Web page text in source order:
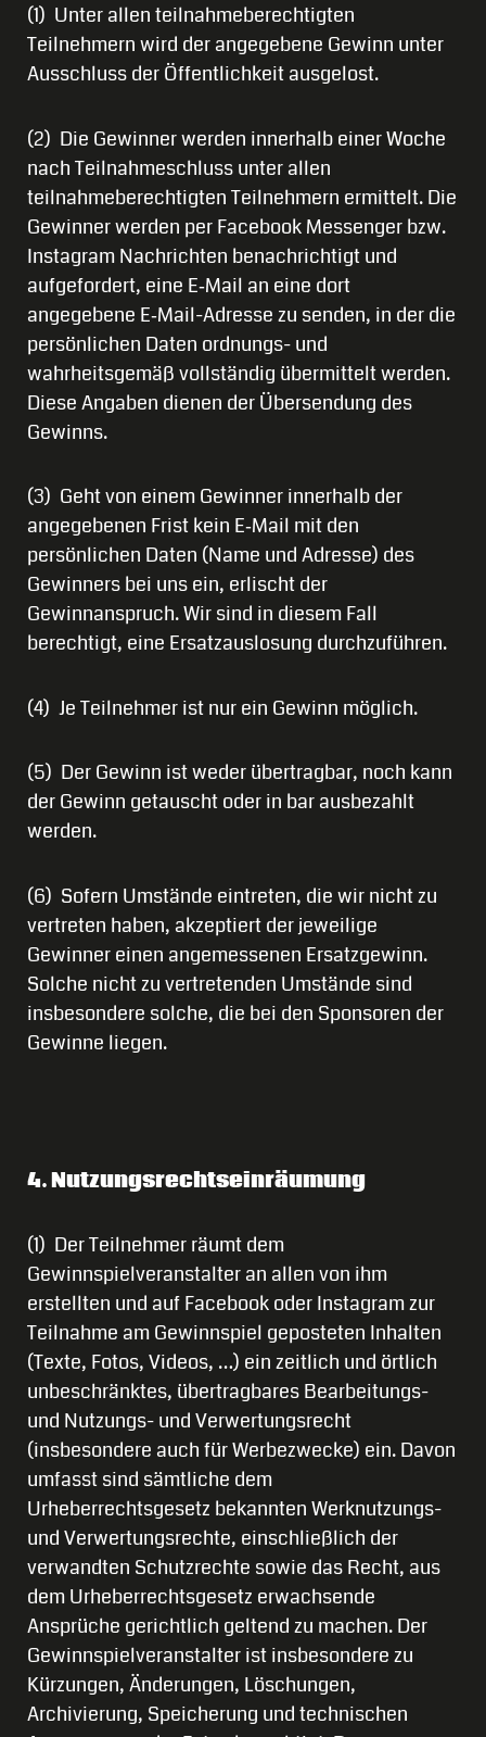
(1) Unter allen teilnahmeberechtigten
Teilnehmern wird der angegebene Gewinn unter
Ausschluss der Öffentlichkeit ausgelost.
(2) Die Gewinner werden innerhalb einer Woche
nach Teilnahmeschluss unter allen
teilnahmeberechtigten Teilnehmern ermittelt. Die
Gewinner werden per Facebook Messenger bzw.
Instagram Nachrichten benachrichtigt und
aufgefordert, eine E‑Mail an eine dort
angegebene E‑Mail-Adresse zu senden, in der die
persönlichen Daten ordnungs- und
wahrheitsgemäß vollständig übermittelt werden.
Diese Angaben dienen der Übersendung des
Gewinns.
(3) Geht von einem Gewinner innerhalb der
angegebenen Frist kein E‑Mail mit den
persönlichen Daten (Name und Adresse) des
Gewinners bei uns ein, erlischt der
Gewinnanspruch. Wir sind in diesem Fall
berechtigt, eine Ersatzauslosung durchzuführen.
(4) Je Teilnehmer ist nur ein Gewinn möglich.
(5) Der Gewinn ist weder übertragbar, noch kann
der Gewinn getauscht oder in bar ausbezahlt
werden.
(6) Sofern Umstände eintreten, die wir nicht zu
vertreten haben, akzeptiert der jeweilige
Gewinner einen angemessenen Ersatzgewinn.
Solche nicht zu vertretenden Umstände sind
insbesondere solche, die bei den Sponsoren der
Gewinne liegen.
4. Nutzungsrechtseinräumung
(1) Der Teilnehmer räumt dem
Gewinnspielveranstalter an allen von ihm
erstellten und auf Facebook oder Instagram zur
Teilnahme am Gewinnspiel geposteten Inhalten
(Texte, Fotos, Videos, …) ein zeitlich und örtlich
unbeschränktes, übertragbares Bearbeitungs-
und Nutzungs- und Verwertungsrecht
(insbesondere auch für Werbezwecke) ein. Davon
umfasst sind sämtliche dem
Urheberrechtsgesetz bekannten Werknutzungs-
und Verwertungsrechte, einschließlich der
verwandten Schutzrechte sowie das Recht, aus
dem Urheberrechtsgesetz erwachsende
Ansprüche gerichtlich geltend zu machen. Der
Gewinnspielveranstalter ist insbesondere zu
Kürzungen, Änderungen, Löschungen,
Archivierung, Speicherung und technischen